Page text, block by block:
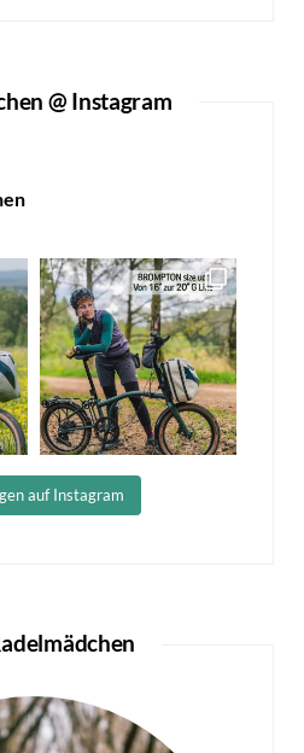
@ Instagram
auf Instagram